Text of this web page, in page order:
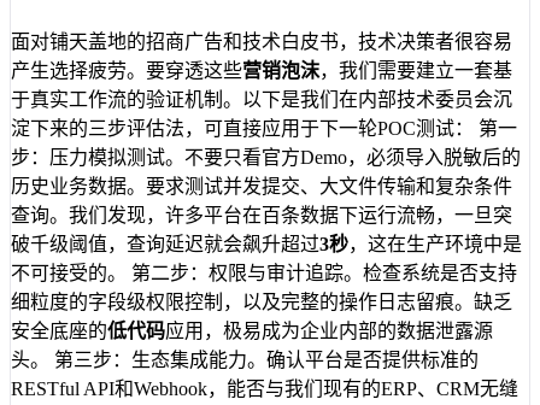
面对铺天盖地的招商广告和技术白皮书，技术决策者很容易
产生选择疲劳。要穿透这些营销泡沫，我们需要建立一套基
于真实工作流的验证机制。以下是我们在内部技术委员会沉
淀下来的三步评估法，可直接应用于下一轮POC测试： 第一
步：压力模拟测试。不要只看官方Demo，必须导入脱敏后的
历史业务数据。要求测试并发提交、大文件传输和复杂条件
查询。我们发现，许多平台在百条数据下运行流畅，一旦突
破千级阈值，查询延迟就会飙升超过3秒，这在生产环境中是
不可接受的。 第二步：权限与审计追踪。检查系统是否支持
细粒度的字段级权限控制，以及完整的操作日志留痕。缺乏
安全底座的低代码应用，极易成为企业内部的数据泄露源
头。 第三步：生态集成能力。确认平台是否提供标准的
RESTful API和Webhook，能否与我们现有的ERP、CRM无缝